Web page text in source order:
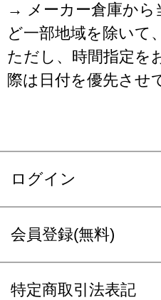
→ メーカー倉庫から
ど一部地域を除いて
ただし、時間指定を
際は日付を優先させ
ログイン
会員登録(無料)
特定商取引法表記